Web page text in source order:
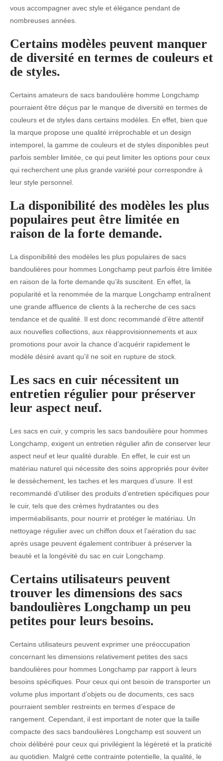
vous accompagner avec style et élégance pendant de
nombreuses années.
Certains modèles peuvent manquer
de diversité en termes de couleurs et
de styles.
Certains amateurs de sacs bandoulière homme Longchamp
pourraient être déçus par le manque de diversité en termes de
couleurs et de styles dans certains modèles. En effet, bien que
la marque propose une qualité irréprochable et un design
intemporel, la gamme de couleurs et de styles disponibles peut
parfois sembler limitée, ce qui peut limiter les options pour ceux
qui recherchent une plus grande variété pour correspondre à
leur style personnel.
La disponibilité des modèles les plus
populaires peut être limitée en
raison de la forte demande.
La disponibilité des modèles les plus populaires de sacs
bandoulières pour hommes Longchamp peut parfois être limitée
en raison de la forte demande qu’ils suscitent. En effet, la
popularité et la renommée de la marque Longchamp entraînent
une grande affluence de clients à la recherche de ces sacs
tendance et de qualité. Il est donc recommandé d’être attentif
aux nouvelles collections, aux réapprovisionnements et aux
promotions pour avoir la chance d’acquérir rapidement le
modèle désiré avant qu’il ne soit en rupture de stock.
Les sacs en cuir nécessitent un
entretien régulier pour préserver
leur aspect neuf.
Les sacs en cuir, y compris les sacs bandoulière pour hommes
Longchamp, exigent un entretien régulier afin de conserver leur
aspect neuf et leur qualité durable. En effet, le cuir est un
matériau naturel qui nécessite des soins appropriés pour éviter
le dessèchement, les taches et les marques d’usure. Il est
recommandé d’utiliser des produits d’entretien spécifiques pour
le cuir, tels que des crèmes hydratantes ou des
imperméabilisants, pour nourrir et protéger le matériau. Un
nettoyage régulier avec un chiffon doux et l’aération du sac
après usage peuvent également contribuer à préserver la
beauté et la longévité du sac en cuir Longchamp.
Certains utilisateurs peuvent
trouver les dimensions des sacs
bandoulières Longchamp un peu
petites pour leurs besoins.
Certains utilisateurs peuvent exprimer une préoccupation
concernant les dimensions relativement petites des sacs
bandoulières pour hommes Longchamp par rapport à leurs
besoins spécifiques. Pour ceux qui ont besoin de transporter un
volume plus important d’objets ou de documents, ces sacs
pourraient sembler restreints en termes d’espace de
rangement. Cependant, il est important de noter que la taille
compacte des sacs bandoulières Longchamp est souvent un
choix délibéré pour ceux qui privilégient la légèreté et la praticité
au quotidien. Malgré cette contrainte potentielle, la qualité, le